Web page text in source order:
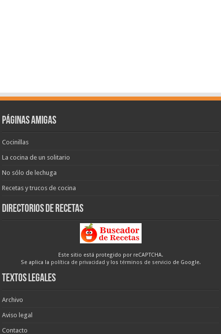
Páginas amigas
Cocinillas
La cocina de un solitario
No sólo de lechuga
Recetas y trucos de cocina
Directorios de recetas
Este sitio está protegido por reCAPTCHA.
Se aplica la política de privacidad y los términos de servicio de Google.
Textos legales
Archivo
Aviso legal
Contacto